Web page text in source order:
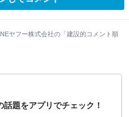
ヤフー株式会社の「建設的コメント順
話題をアプリでチェック！